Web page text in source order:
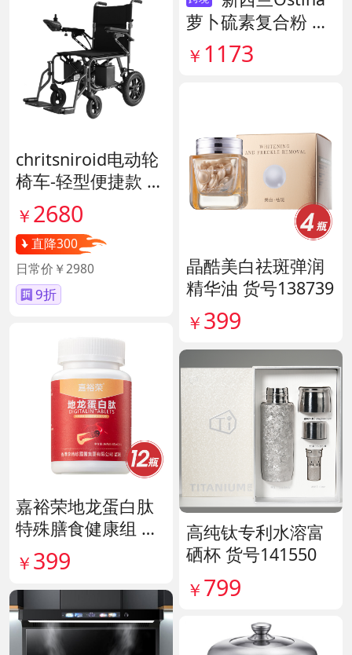
chritsniroid电动轮
椅车-轻型便捷款 货
号140671
￥ 2680
直降300
日常价￥2980
9折
嘉裕荣地龙蛋白肽
特殊膳食健康组 货
号141244
￥ 399
萝卜硫素复合粉 货
号141959
￥ 1173
晶酷美白祛斑弹润
精华油 货号138739
￥ 399
高纯钛专利水溶富
硒杯 货号141550
￥ 799